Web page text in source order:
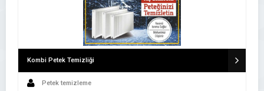
Kombi Petek Temizliği
Petek temizleme